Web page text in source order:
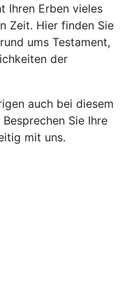
Ihren Erben vieles
Zeit. Hier finden Sie
ums Testament,
der
auch bei diesem
Sie Ihre
mit uns.